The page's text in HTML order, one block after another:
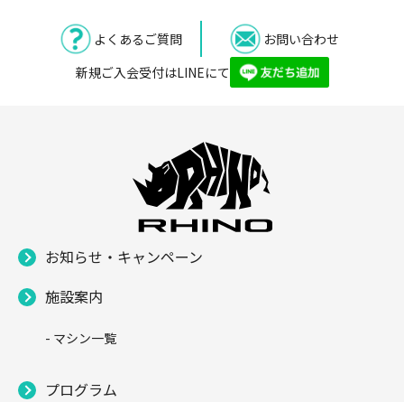
よくあるご質問
お問い合わせ
新規ご入会受付はLINEにて
お知らせ・キャンペーン
施設案内
- マシン一覧
プログラム